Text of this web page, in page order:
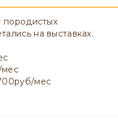
породистых
на выставках.
мес
мес